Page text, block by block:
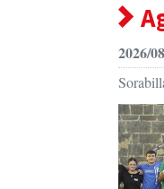
2026/